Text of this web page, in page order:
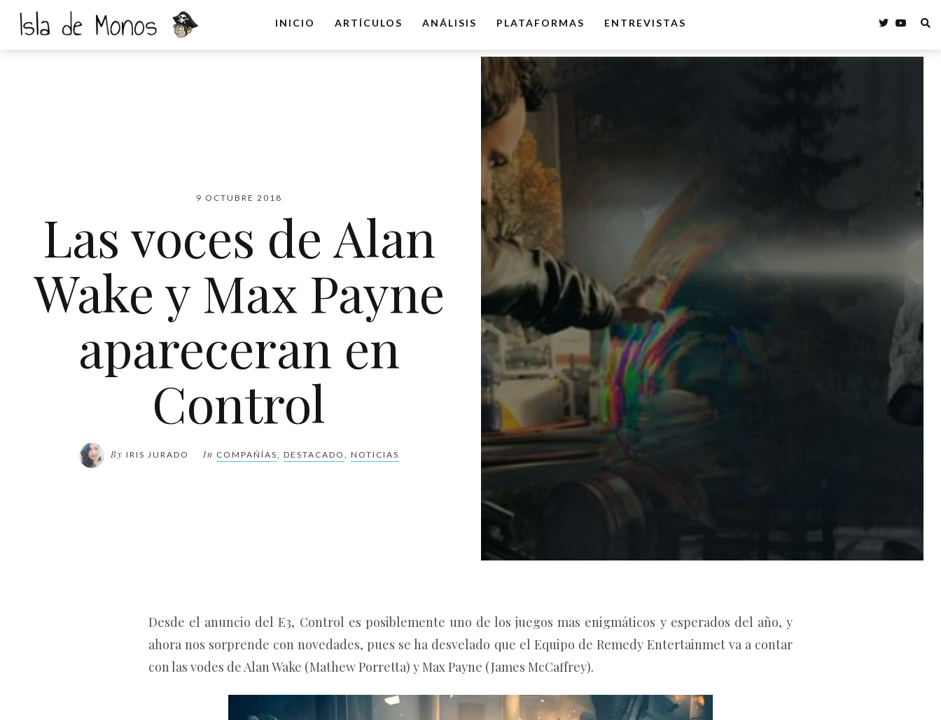
INICIO ARTÍCULOS ANÁLISIS PLATAFORMAS ENTREVISTAS
9 OCTUBRE 2018
Las voces de Alan
Wake y Max Payne
apareceran en
Control
By IRIS JURADO In COMPAÑÍAS, DESTACADO , NOTICIAS
Desde el anuncio del E3, Control es posiblemente uno de los juegos mas enigmáticos y esperados del año, y
ahora nos sorprende con novedades, pues se ha desvelado que el Equipo de Remedy Entertainmet va a contar
con las vodes de Alan Wake (Mathew Porretta) y Max Payne (James McCaffrey).